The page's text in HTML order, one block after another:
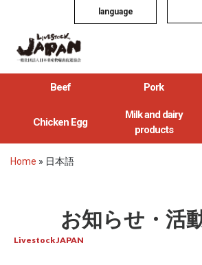
language
Beef Pork
Chicken Egg
Milk and dairy
products
Home » 日本語
お知らせ・活
Livestock JAPAN